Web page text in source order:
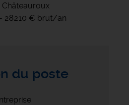
Châteauroux
28210 € brut/an
du poste